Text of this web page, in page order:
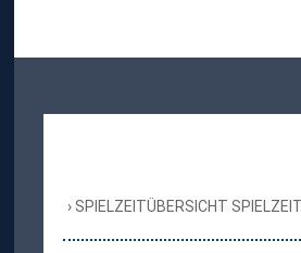
SPIELZEITÜBERSICHT